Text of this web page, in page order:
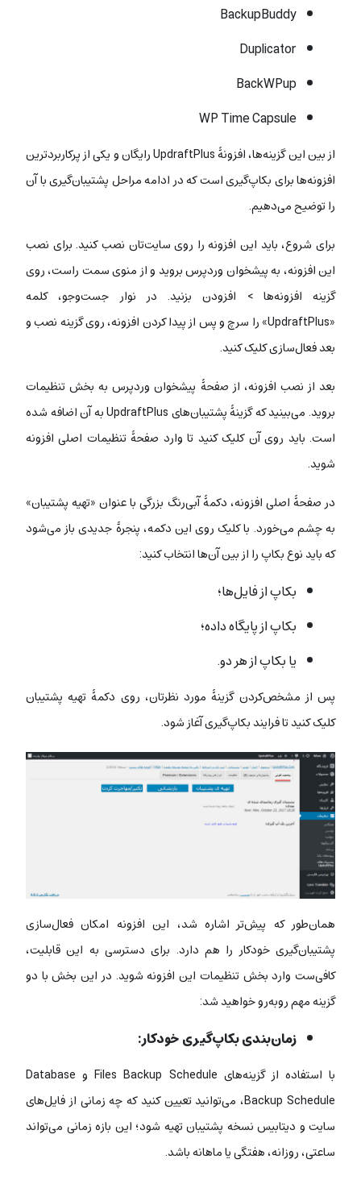
BackupBuddy
Duplicator
BackWPup
WP Time Capsule
از بین این گزینه‌ها، افزونۀ UpdraftPlus رایگان و یکی از پرکاربردترین
افزونه‌ها برای بکاپ‌گیری است که در ادامه مراحل پشتیبان‌گیری با آن
را توضیح می‌دهیم.
برای شروع، باید این افزونه را روی سایت‌تان نصب کنید. برای نصب
این افزونه، به پیشخوان وردپرس بروید و از منوی سمت راست، روی
گزینه افزونه‌ها > افزودن بزنید. در نوار جست‌وجو، کلمه
«UpdraftPlus» را سرچ و پس از پیدا کردن افزونه، روی گزینه نصب و
بعد فعال‌سازی کلیک کنید.
بعد از نصب افزونه، از صفحۀ پیشخوان وردپرس به بخش تنظیمات
بروید. می‌بینید که گزینۀ پشتیبان‌‌های UpdraftPlus به آن اضافه شده
است. باید روی آن کلیک کنید تا وارد صفحۀ تنظیمات اصلی افزونه
شوید.
در صفحۀ اصلی افزونه، دکمۀ آبی‌‌رنگ بزرگی با عنوان «تهیه پشتیبان»
به چشم می‌خورد. با کلیک روی این دکمه، پنجرۀ جدیدی باز می‌شود
که باید نوع بکاپ را از بین آن‌ها انتخاب کنید:
بکاپ از فایل‌ها؛
بکاپ از پایگاه داده؛
یا بکاپ از هر دو.
پس از مشخص‌کردن گزینۀ مورد نظرتان، روی دکمۀ تهیه پشتیبان
کلیک کنید تا فرایند بکاپ‌گیری آغاز شود.
همان‌طور که پیش‌تر اشاره شد، این افزونه‌ امکان فعال‌سازی
پشتیبان‌گیری خودکار را هم دارد. برای دسترسی به این قابلیت،
کافی‌ست وارد بخش تنظیمات این افزونه شوید. در این بخش با دو
گزینه مهم روبه‌رو خواهید شد:
زمان‌بندی بکاپ‌گیری خودکار:
با استفاده از گزینه‌های Files Backup Schedule و Database
Backup Schedule، می‌توانید تعیین کنید که چه زمانی از فایل‌های
سایت و دیتابیس نسخه پشتیبان تهیه شود؛ این بازه زمانی می‌تواند
ساعتی، روزانه، هفتگی یا ماهانه باشد.